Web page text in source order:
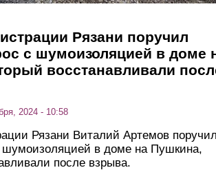
Рязани поручил
с шумоизоляцией в доме
восстанавливали
2024 - 10:58
Рязани Виталий Артемов
шумоизоляцией в доме на Пушкина,
после взрыва.